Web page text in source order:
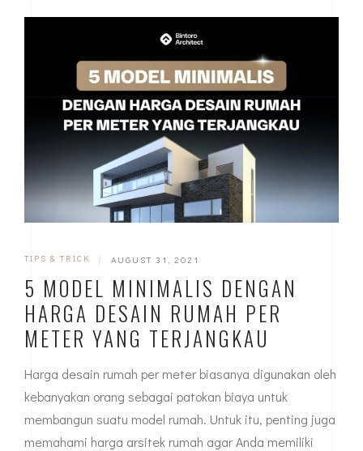
TIPS & TRICK | AUGUST 31, 2021
5 MODEL MINIMALIS DENGAN
HARGA DESAIN RUMAH PER
METER YANG TERJANGKAU
Harga desain rumah per meter biasanya digunakan oleh
kebanyakan orang sebagai patokan biaya untuk
membangun suatu model rumah. Untuk itu, penting juga
memahami harga arsitek rumah agar Anda memiliki